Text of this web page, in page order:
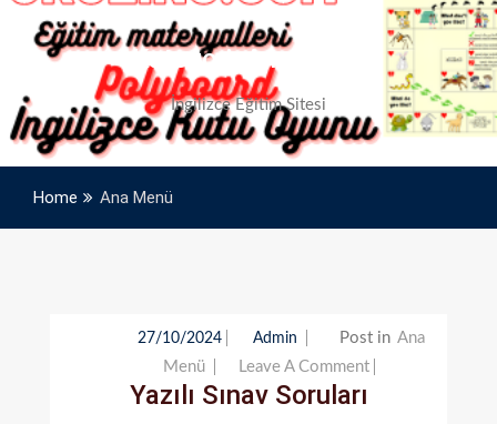
Kategori:Ana Menü
İngilizce Eğitim Sitesi
Home Ana Menü
27/10/2024 Admin Post in Ana
Menü
Leave A Comment
Yazılı Sınav Soruları